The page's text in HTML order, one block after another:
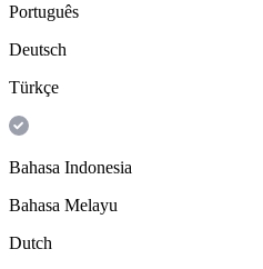
Português
Deutsch
Türkçe
Bahasa Indonesia
Bahasa Melayu
Dutch